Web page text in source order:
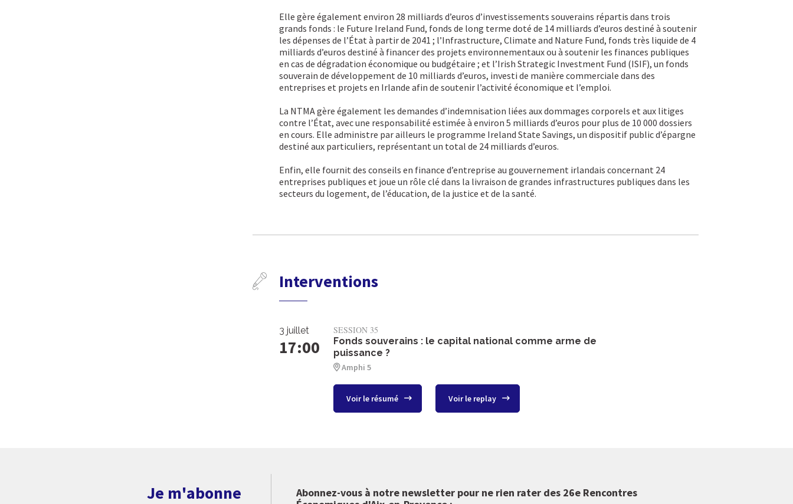
Elle gère également environ 28 milliards d’euros d’investissements souverains répartis dans trois
grands fonds : le Future Ireland Fund, fonds de long terme doté de 14 milliards d’euros destiné à soutenir
les dépenses de l’État à partir de 2041 ; l’Infrastructure, Climate and Nature Fund, fonds très liquide de 4
milliards d’euros destiné à financer des projets environnementaux ou à soutenir les finances publiques
en cas de dégradation économique ou budgétaire ; et l’Irish Strategic Investment Fund (ISIF), un fonds
souverain de développement de 10 milliards d’euros, investi de manière commerciale dans des
entreprises et projets en Irlande afin de soutenir l’activité économique et l’emploi.
La NTMA gère également les demandes d’indemnisation liées aux dommages corporels et aux litiges
contre l’État, avec une responsabilité estimée à environ 5 milliards d’euros pour plus de 10 000 dossiers
en cours. Elle administre par ailleurs le programme Ireland State Savings, un dispositif public d’épargne
destiné aux particuliers, représentant un total de 24 milliards d’euros.
Enfin, elle fournit des conseils en finance d’entreprise au gouvernement irlandais concernant 24
entreprises publiques et joue un rôle clé dans la livraison de grandes infrastructures publiques dans les
secteurs du logement, de l’éducation, de la justice et de la santé.
Interventions
3 juillet
17:00
SESSION 35
Fonds souverains : le capital national comme arme de
puissance ?
Amphi 5
Voir le résumé Voir le replay
Je m'abonne
Abonnez-vous à notre newsletter pour ne rien rater des 26e Rencontres